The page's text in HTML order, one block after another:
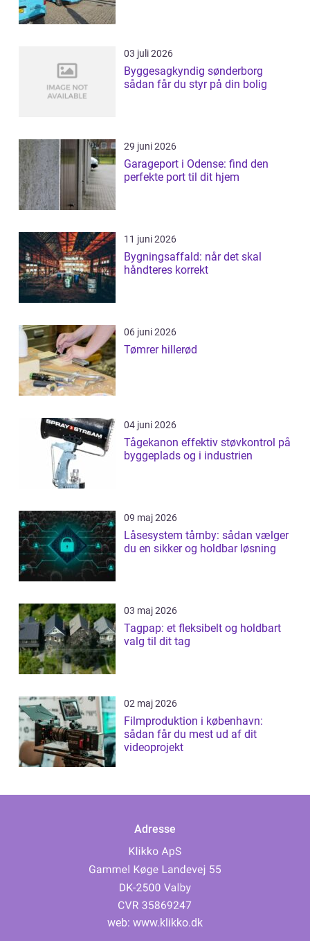
03 juli 2026
Byggesagkyndig sønderborg
sådan får du styr på din bolig
29 juni 2026
Garageport i Odense: find den
perfekte port til dit hjem
11 juni 2026
Bygningsaffald: når det skal
håndteres korrekt
06 juni 2026
Tømrer hillerød
04 juni 2026
Tågekanon effektiv støvkontrol på
byggeplads og i industrien
09 maj 2026
Låsesystem tårnby: sådan vælger
du en sikker og holdbar løsning
03 maj 2026
Tagpap: et fleksibelt og holdbart
valg til dit tag
02 maj 2026
Filmproduktion i københavn:
sådan får du mest ud af dit
videoprojekt
Adresse
web: www.klikko.dk